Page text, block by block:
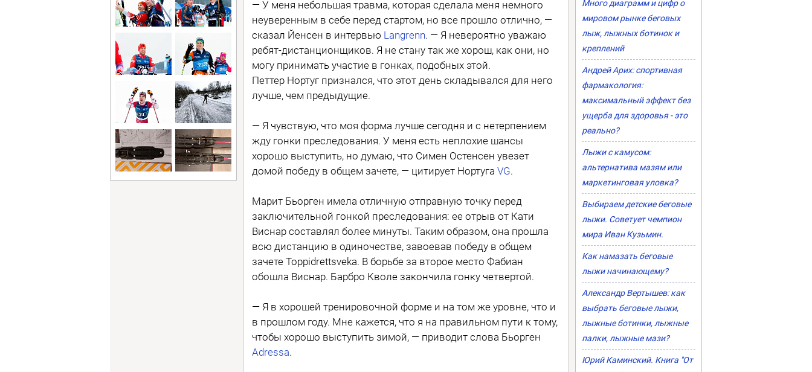
— У меня небольшая травма, которая сделала меня немного
неуверенным в себе перед стартом, но все прошло отлично, —
сказал Йенсен в интервью Langrenn. — Я невероятно уважаю
ребят-дистанционщиков. Я не стану так же хорош, как они, но
могу принимать участие в гонках, подобных этой.
Петтер Нортуг признался, что этот день складывался для него
лучше, чем предыдущие.
— Я чувствую, что моя форма лучше сегодня и с нетерпением
жду гонки преследования. У меня есть неплохие шансы
хорошо выступить, но думаю, что Симен Остенсен увезет
домой победу в общем зачете, — цитирует Нортуга VG.
Марит Бьорген имела отличную отправную точку перед
заключительной гонкой преследования: ее отрыв от Кати
Виснар составлял более минуты. Таким образом, она прошла
всю дистанцию в одиночестве, завоевав победу в общем
зачете Toppidrettsveka. В борьбе за второе место Фабиан
обошла Виснар. Барбро Кволе закончила гонку четвертой.
— Я в хорошей тренировочной форме и на том же уровне, что и
в прошлом году. Мне кажется, что я на правильном пути к тому,
чтобы хорошо выступить зимой, — приводит слова Бьорген
Adressa.
Много диаграмм и цифр о
мировом рынке беговых
лыж, лыжных ботинок и
креплений
Андрей Арих: спортивная
фармакология:
максимальный эффект без
ущерба для здоровья - это
реально?
Лыжи с камусом:
альтернатива мазям или
маркетинговая уловка?
Выбираем детские беговые
лыжи. Советует чемпион
мира Иван Кузьмин.
Как намазать беговые
лыжи начинающему?
Александр Вертышев: как
выбрать беговые лыжи,
лыжные ботинки, лыжные
палки, лыжные мази?
Юрий Каминский. Книга "От